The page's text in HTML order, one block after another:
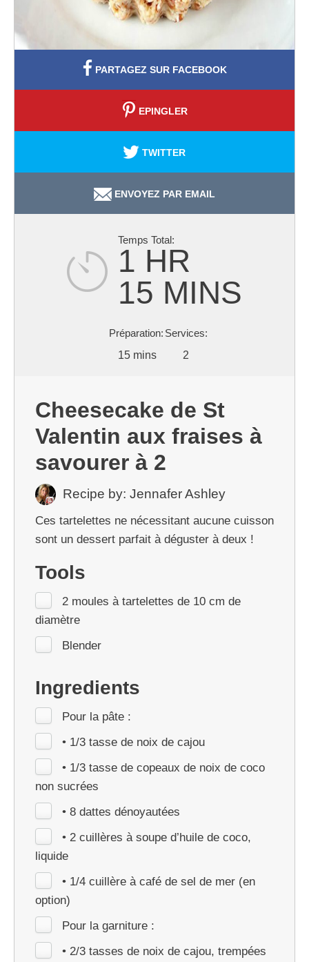
PARTAGEZ SUR FACEBOOK
EPINGLER
TWITTER
ENVOYEZ PAR EMAIL
1 HR
15 MINS
15 mins 2
Cheesecake de St
Valentin aux fraises à
savourer à 2
Recipe by: Jennafer Ashley
Ces tartelettes ne nécessitant aucune cuisson
sont un dessert parfait à déguster à deux !
Tools
2 moules à tartelettes de 10 cm de
diamètre
Blender
Ingredients
Pour la pâte :
• 1/3 tasse de noix de cajou
• 1/3 tasse de copeaux de noix de coco
non sucrées
• 8 dattes dénoyautées
• 2 cuillères à soupe d’huile de coco,
liquide
• 1/4 cuillère à café de sel de mer (en
option)
Pour la garniture :
• 2/3 tasses de noix de cajou, trempées